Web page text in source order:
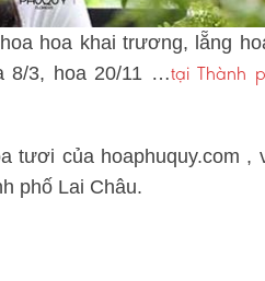
hoa khai trương, lẵng
8/3, hoa 20/11 …tại Thành
tươi của hoaphuquy.com ,
phố Lai Châu.